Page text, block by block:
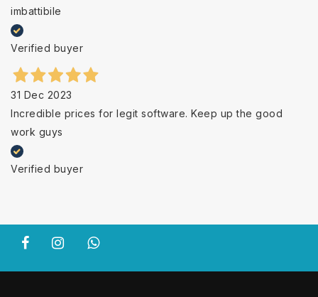
imbattibile
Verified buyer
31 Dec 2023
Incredible prices for legit software. Keep up the good
work guys
Verified buyer